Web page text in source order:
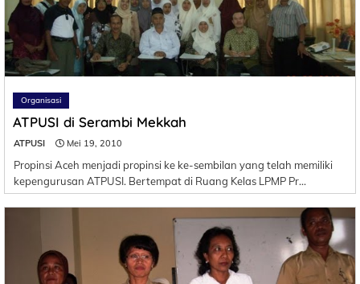
Organisasi
ATPUSI di Serambi Mekkah
ATPUSI Mei 19, 2010
Propinsi Aceh menjadi propinsi ke ke-sembilan yang telah memiliki
kepengurusan ATPUSI. Bertempat di Ruang Kelas LPMP Pr…